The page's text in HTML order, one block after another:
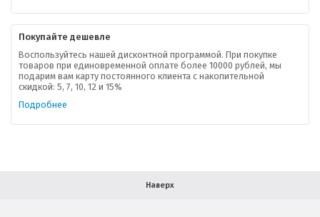
Покупайте дешевле
Воспользуйтесь нашей дисконтной программой. При покупке
товаров при единовременной оплате более 10000 рублей, мы
подарим вам карту постоянного клиента с накопительной
скидкой: 5, 7, 10, 12 и 15%
Подробнее
Наверх
Контактная информация
В помощь покупателю
Форма обратной связи